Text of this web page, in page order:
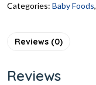
Categories: Baby Foods,
Reviews (0)
Reviews